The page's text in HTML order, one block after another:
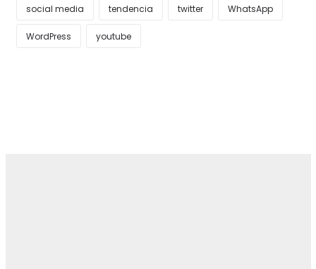
social media tendencia twitter WhatsApp
WordPress youtube